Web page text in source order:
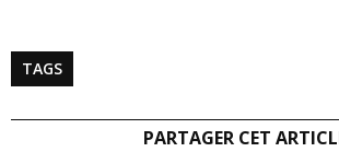
TAGS
PARTAGER CET